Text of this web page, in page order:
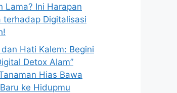
Lama? Ini Harapan
terhadap Digitalisasi
dan Hati Kalem: Begini
Detox Alam”
Hias Bawa
ke Hidupmu